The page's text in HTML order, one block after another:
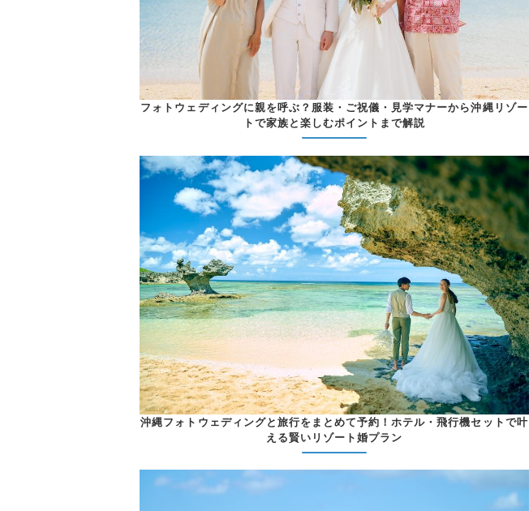
フォトウェディングに親を呼ぶ？服装・ご祝儀・見学マナーから沖縄リゾー
トで家族と楽しむポイントまで解説
沖縄フォトウェディングと旅行をまとめて予約！ホテル・飛行機セットで叶
える賢いリゾート婚プラン